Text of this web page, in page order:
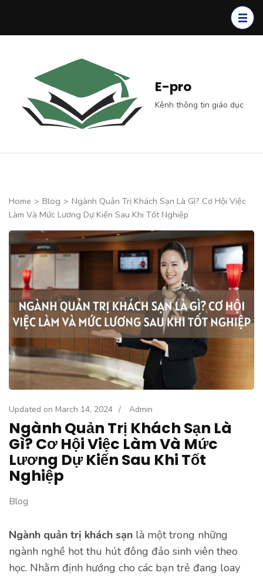
E-pro
Kênh thông tin giáo dục
Home > Blog > Ngành Quản Trị Khách Sạn Là Gì? Cơ Hội Việc
Làm Và Mức Lương Dự Kiến Sau Khi Tốt Nghiệp
Updated on March 14, 2024 / Admin
Ngành Quản Trị Khách Sạn Là
Gì? Cơ Hội Việc Làm Và Mức
Lương Dự Kiến Sau Khi Tốt
Nghiệp
Blog
Ngành quản trị khách sạn là một trong những
ngành nghề hot thu hút đông đảo sinh viên theo
học. Nhằm định hướng cho các bạn trẻ đang loay